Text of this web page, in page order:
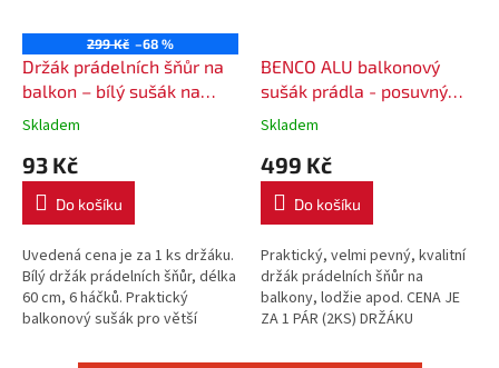
299 Kč –68 %
Držák prádelních šňůr na
balkon – bílý sušák na
prádlo 60 cm / 6 háčků
Skladem
93 Kč
Do košíku
Uvedená cena je za 1 ks držáku.
Bílý držák prádelních šňůr, délka
60 cm, 6 háčků. Praktický
balkonový sušák pro větší
BENCO ALU balkonový
sušák prádla - posuvný
délka 60 cm, 6 háčků
Skladem
499 Kč
Do košíku
Praktický, velmi pevný, kvalitní
držák prádelních šňůr na
balkony, lodžie apod. CENA JE
ZA 1 PÁR (2KS) DRŽÁKU